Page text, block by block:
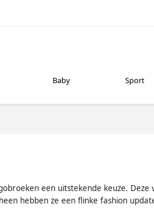
Baby Sport
een uitstekende keuze.
hebben ze een flinke fashion